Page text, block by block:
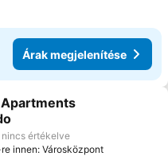
Árak megjelenítése
a kedvencekhez
nincs értékelve
innen: Városközpont